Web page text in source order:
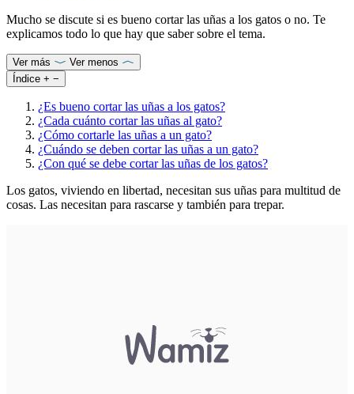
Mucho se discute si es bueno cortar las uñas a los gatos o no. Te
explicamos todo lo que hay que saber sobre el tema.
Ver más
Ver menos
Índice + −
¿Es bueno cortar las uñas a los gatos?
¿Cada cuánto cortar las uñas al gato?
¿Cómo cortarle las uñas a un gato?
¿Cuándo se deben cortar las uñas a un gato?
¿Con qué se debe cortar las uñas de los gatos?
Los gatos, viviendo en libertad, necesitan sus uñas para multitud de
cosas. Las necesitan para rascarse y también para trepar.